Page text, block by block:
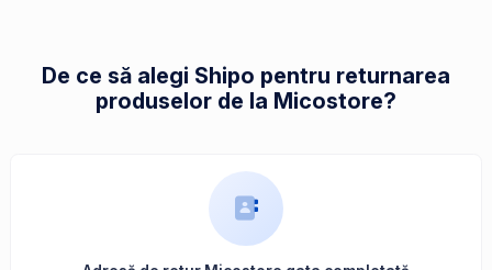
De ce să alegi Shipo pentru returnarea
produselor de la Micostore?